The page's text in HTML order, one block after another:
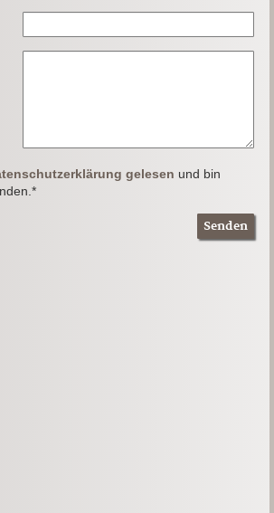
gelesen und bin
Senden